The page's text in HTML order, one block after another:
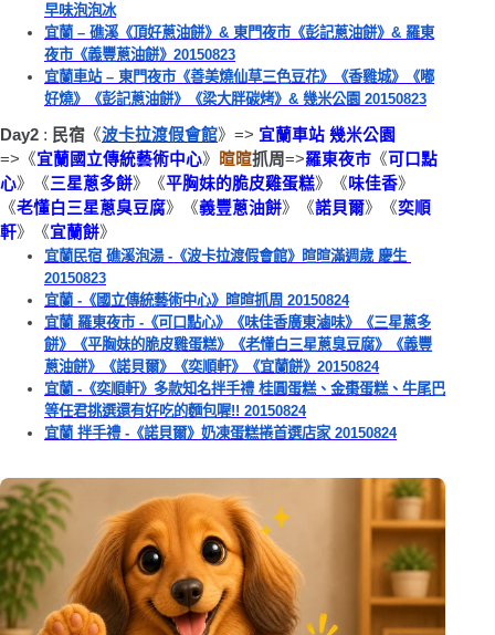
早味泡泡冰
宜蘭 – 礁溪《頂好蔥油餅》& 東門夜市《彭記蔥油餅》& 羅東
夜市《義豐蔥油餅》20150823
宜蘭車站 – 東門夜市《善美燒仙草三色豆花》《香雞城》《嘟
好燒》《彭記蔥油餅》《梁大胖碳烤》& 幾米公園 20150823
Day2 : 民宿 《波卡拉渡假會館》 => 宜蘭車站 幾米公園
=> 《宜蘭國立傳統藝術中心》 暄暄抓周=>羅東夜市 《可口點
心》《三星蔥多餅》《平胸妹的脆皮雞蛋糕》《味佳香》
《老懂白三星蔥臭豆腐》《義豐蔥油餅》《諾貝爾》《奕順
軒》《宜蘭餅》
宜蘭民宿 礁溪泡湯 -《波卡拉渡假會館》暄暄滿週歲 慶生
20150823
宜蘭 -《國立傳統藝術中心》暄暄抓周 20150824
宜蘭 羅東夜市 -《可口點心》《味佳香廣東滷味》《三星蔥多
餅》《平胸妹的脆皮雞蛋糕》《老懂白三星蔥臭豆腐》《義豐
蔥油餅》《諾貝爾》《奕順軒》《宜蘭餅》20150824
宜蘭 -《奕順軒》多款知名拌手禮 桂圓蛋糕、金棗蛋糕、牛尾巴
等任君挑選還有好吃的麵包喔!! 20150824
宜蘭 拌手禮 -《諾貝爾》奶凍蛋糕捲首選店家 20150824